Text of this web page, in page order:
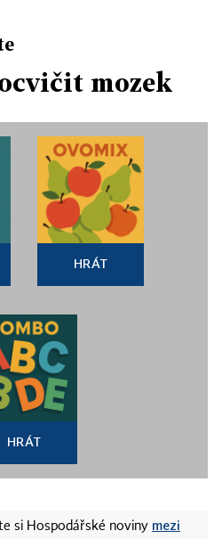
mozek
HRÁT
HRÁT
si Hospodářské noviny mezi